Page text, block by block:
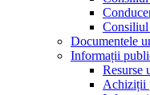
Documentele
Informații
Resurse
Achiziții